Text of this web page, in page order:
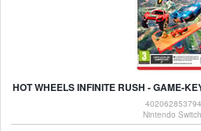
HOT WHEELS INFINITE RUSH - GAME-
Nintendo